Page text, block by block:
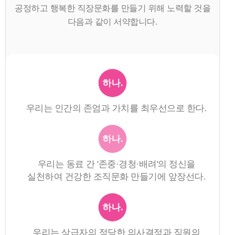
공정하고 행복한 직장문화를 만들기 위해 노력할 것을
다음과 같이 서약합니다.
하나.
우리는 인간의 존엄과 가치를 최우선으로 한다.
하나.
우리는 동료 간 '존중·경청·배려'의 정신을
실천하여 건강한 조직문화 만들기에 앞장선다.
하나.
우리는 상급자의 정당한 의사결정과 직원의